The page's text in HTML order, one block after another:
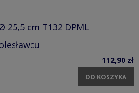
25,5 cm T132 DPML
112,90 zł
DO KOSZYKA